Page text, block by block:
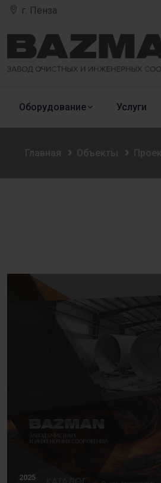
г. Пенза
Оборудование Услуги
Главная Объекты
2025